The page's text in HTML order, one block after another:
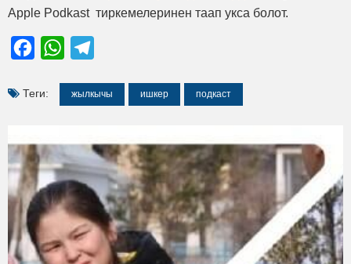
Apple Podkast тиркемелеринен таап укса болот.
FacebookWhatsApp
Теги: жылкычы ишкер подкаст